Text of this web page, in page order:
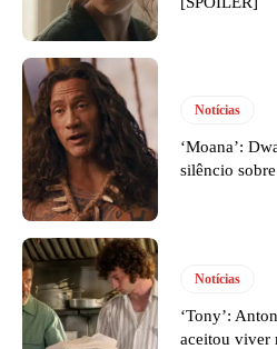
Notícias
‘Moana’:
silêncio
Notícias
‘Tony’:
aceitou viver